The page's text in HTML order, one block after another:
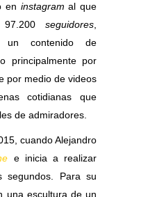
en instagram al que
97.200 seguidores
un contenido de
principalmente por
por medio de videos
cotidianas que
de admiradores.
cuando Alejandro
e inicia a realizar
segundos. Para su
una escultura de un